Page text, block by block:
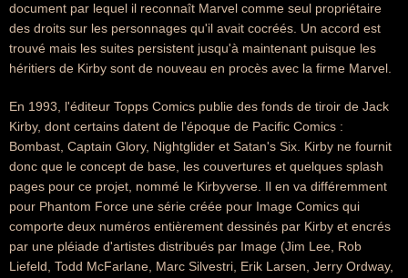
document par lequel il reconnaît Marvel comme seul propriétaire
des droits sur les personnages qu'il avait cocréés. Un accord est
trouvé mais les suites persistent jusqu'à maintenant puisque les
héritiers de Kirby sont de nouveau en procès avec la firme Marvel.
En 1993, l'éditeur Topps Comics publie des fonds de tiroir de Jack
Kirby, dont certains datent de l'époque de Pacific Comics :
Bombast, Captain Glory, Nightglider et Satan's Six. Kirby ne fournit
donc que le concept de base, les couvertures et quelques splash
pages pour ce projet, nommé le Kirbyverse. Il en va différemment
pour Phantom Force une série créée pour Image Comics qui
comporte deux numéros entièrement dessinés par Kirby et encrés
par une pléiade d'artistes distribués par Image (Jim Lee, Rob
Liefeld, Todd McFarlane, Marc Silvestri, Erik Larsen, Jerry Ordway,